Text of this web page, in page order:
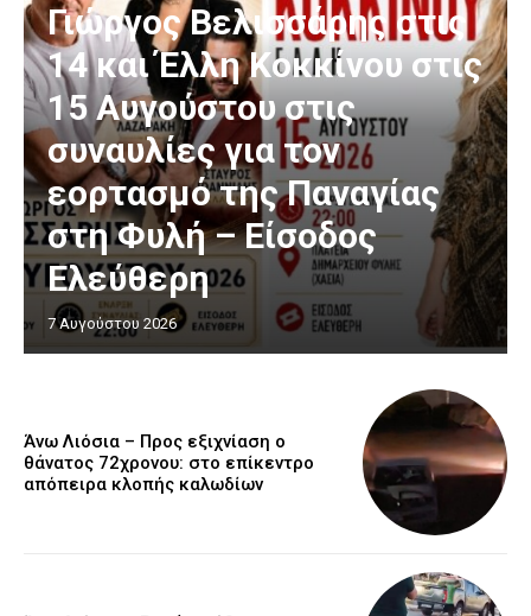
Γιώργος Βελισσάρης στις
14 και Έλλη Κοκκίνου στις
15 Αυγούστου στις
συναυλίες για τον
εορτασμό της Παναγίας
στη Φυλή – Είσοδος
Ελεύθερη
7 Αυγούστου 2026
Άνω Λιόσια – Προς εξιχνίαση ο
θάνατος 72χρονου: στο επίκεντρο
απόπειρα κλοπής καλωδίων